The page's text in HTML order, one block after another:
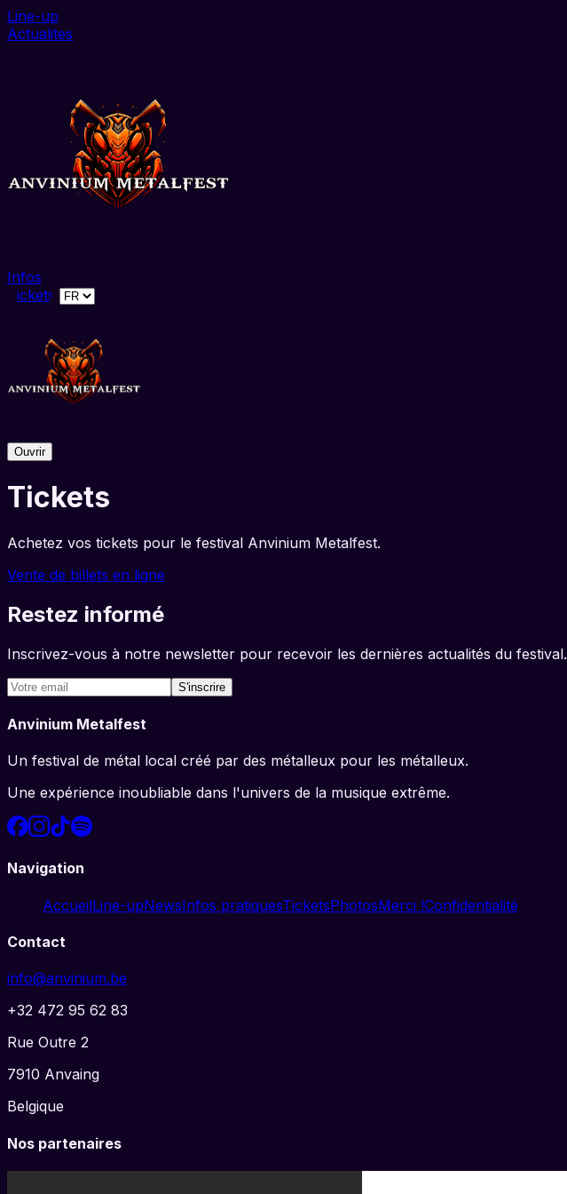
Line-up
Actualites
Infos
Tickets
Ouvrir
Tickets
Achetez vos tickets pour le festival Anvinium Metalfest.
Vente de billets en ligne
Restez informé
Inscrivez-vous à notre newsletter pour recevoir les dernières actualités du festival.
S'inscrire
Anvinium Metalfest
Un festival de métal local créé par des métalleux pour les métalleux.
Une expérience inoubliable dans l'univers de la musique extrême.
Navigation
AccueilLine-upNewsInfos pratiquesTicketsPhotosMerci !Confidentialité
Contact
info@anvinium.be
+32 472 95 62 83
Rue Outre 2
7910 Anvaing
Belgique
Nos partenaires